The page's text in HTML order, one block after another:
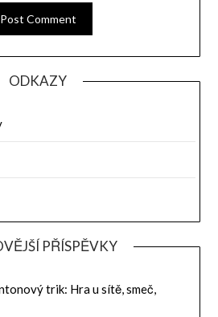
ODKAZY
PŘÍSPĚVKY
trik: Hra u sítě, smeč,